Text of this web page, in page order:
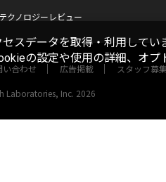
クノロジーレビュー
い合わせ 広告掲載 スタッフ募集
Laboratories, Inc. 2026
スデータを取得・利用してい
の設定や使用の詳細、オプ